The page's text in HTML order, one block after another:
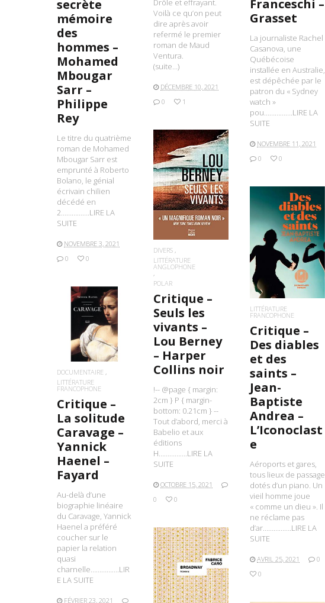
Drôle et effrayant.
Voilà ce qu’on peut
dire après avoir
refermé le premier
roman de Maud
Ventura.
(suite…)
DÉCEMBRE 10, 2021
0
1
Franceschi –
Grasset
La journaliste Rachel
Casanova, une
Québécoise
installée en Australie,
est dépêchée par le
patron du « Sydney
watch »
pou…………….LIRE LA
SUITE
NOVEMBRE 11, 2021
0
0
secrète
mémoire
des
hommes –
Mohamed
Mbougar
Sarr –
Philippe
Rey
Le titre du quatrième
roman de Mohamed
Mbougar Sarr est
emprunté à Roberto
Bolano, le génial
écrivain chilien
décédé en
2…………….LIRE LA
SUITE
NOVEMBRE 3, 2021
0
0
LIRE LA SUITE
DIVERS
LITTÉRATURE
ANGLOPHONE
POLAR
Critique –
Seuls les
vivants –
Lou Berney
– Harper
Collins noir
!-- @page { margin:
2cm } P { margin-
bottom: 0.21cm } --
Tout d’abord, merci à
Babelio et aux
éditions
H…………….LIRE LA
SUITE
OCTOBRE 15, 2021
0
0
LIRE LA SUITE
LITTÉRATURE
FRANCOPHONE
Critique –
Des diables
et des
saints –
Jean-
Baptiste
Andrea –
L’Iconoclast
e
Aéroports et gares,
tous lieux de passage
dotés d’un piano. Un
vieil homme joue
« comme un dieu ». Il
ne réclame pas
d’ar…………….LIRE LA
SUITE
AVRIL 25, 2021
0
0
LIRE LA SUITE
DOCUMENTAIRE
LITTÉRATURE
FRANCOPHONE
Critique –
La solitude
Caravage –
Yannick
Haenel –
Fayard
Au-delà d’une
biographie linéaire
du Caravage, Yannick
Haenel a préféré
coucher sur le
papier la relation
quasi
charnelle…………….LIR
E LA SUITE
FÉVRIER 23, 2021
LIRE LA SUITE